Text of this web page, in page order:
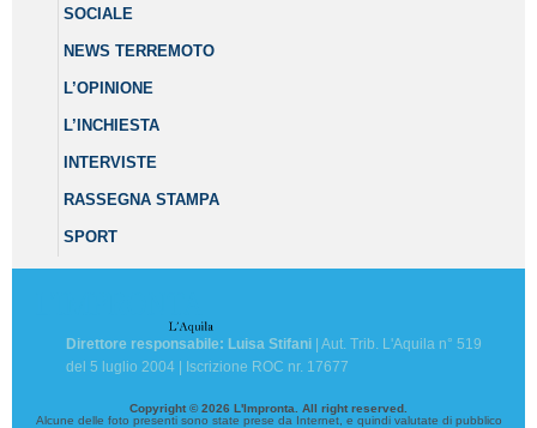
SOCIALE
NEWS TERREMOTO
L’OPINIONE
L’INCHIESTA
INTERVISTE
RASSEGNA STAMPA
SPORT
Direttore responsabile: Luisa Stifani | Aut. Trib. L'Aquila n° 519
del 5 luglio 2004 | Iscrizione ROC nr. 17677
Copyright © 2026 L'Impronta. All right reserved.
Alcune delle foto presenti sono state prese da Internet, e quindi valutate di pubblico